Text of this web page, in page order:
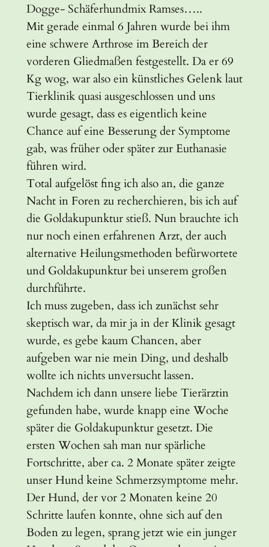
Dogge- Schäferhundmix Ramses…..
Mit gerade einmal 6 Jahren wurde bei ihm
eine schwere Arthrose im Bereich der
vorderen Gliedmaßen festgestellt. Da er 69
Kg wog, war also ein künstliches Gelenk laut
Tierklinik quasi ausgeschlossen und uns
wurde gesagt, dass es eigentlich keine
Chance auf eine Besserung der Symptome
gab, was früher oder später zur Euthanasie
führen wird.
Total aufgelöst fing ich also an, die ganze
Nacht in Foren zu recherchieren, bis ich auf
die Goldakupunktur stieß. Nun brauchte ich
nur noch einen erfahrenen Arzt, der auch
alternative Heilungsmethoden befürwortete
und Goldakupunktur bei unserem großen
durchführte.
Ich muss zugeben, dass ich zunächst sehr
skeptisch war, da mir ja in der Klinik gesagt
wurde, es gebe kaum Chancen, aber
aufgeben war nie mein Ding, und deshalb
wollte ich nichts unversucht lassen.
Nachdem ich dann unsere liebe Tierärztin
gefunden habe, wurde knapp eine Woche
später die Goldakupunktur gesetzt. Die
ersten Wochen sah man nur spärliche
Fortschritte, aber ca. 2 Monate später zeigte
unser Hund keine Schmerzsymptome mehr.
Der Hund, der vor 2 Monaten keine 20
Schritte laufen konnte, ohne sich auf den
Boden zu legen, sprang jetzt wie ein junger